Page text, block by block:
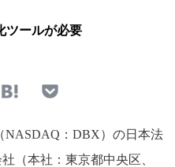
ツールが必要
NASDAQ：DBX）の日本法
（本社：東京都中央区、